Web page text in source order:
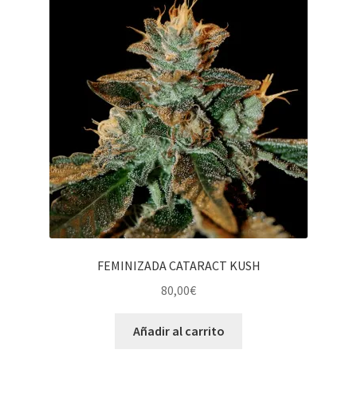
FEMINIZADA CATARACT KUSH
80,00€
Añadir al carrito